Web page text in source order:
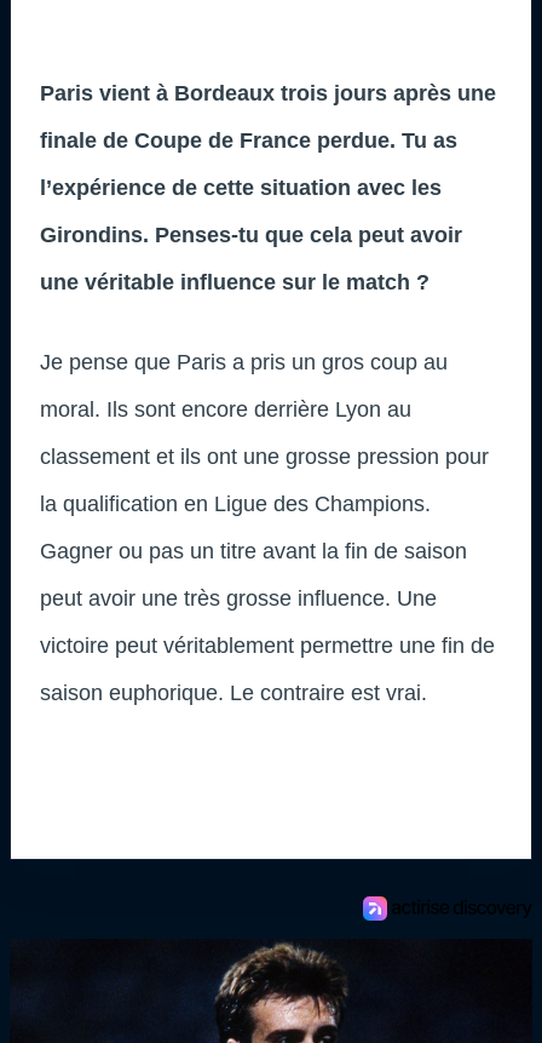
Paris vient à Bordeaux trois jours après une
finale de Coupe de France perdue. Tu as
l’expérience de cette situation avec les
Girondins. Penses-tu que cela peut avoir
une véritable influence sur le match ?
Je pense que Paris a pris un gros coup au
moral. Ils sont encore derrière Lyon au
classement et ils ont une grosse pression pour
la qualification en Ligue des Champions.
Gagner ou pas un titre avant la fin de saison
peut avoir une très grosse influence. Une
victoire peut véritablement permettre une fin de
saison euphorique. Le contraire est vrai.